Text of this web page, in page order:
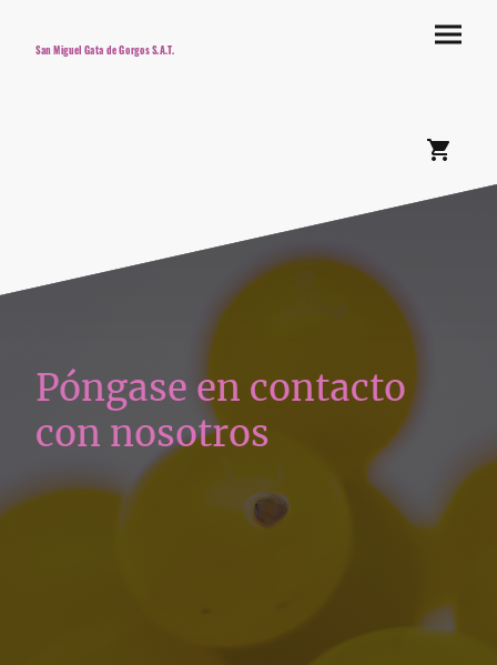
San Miguel Gata de Gorgos S.A.T.
Póngase en contacto
con nosotros